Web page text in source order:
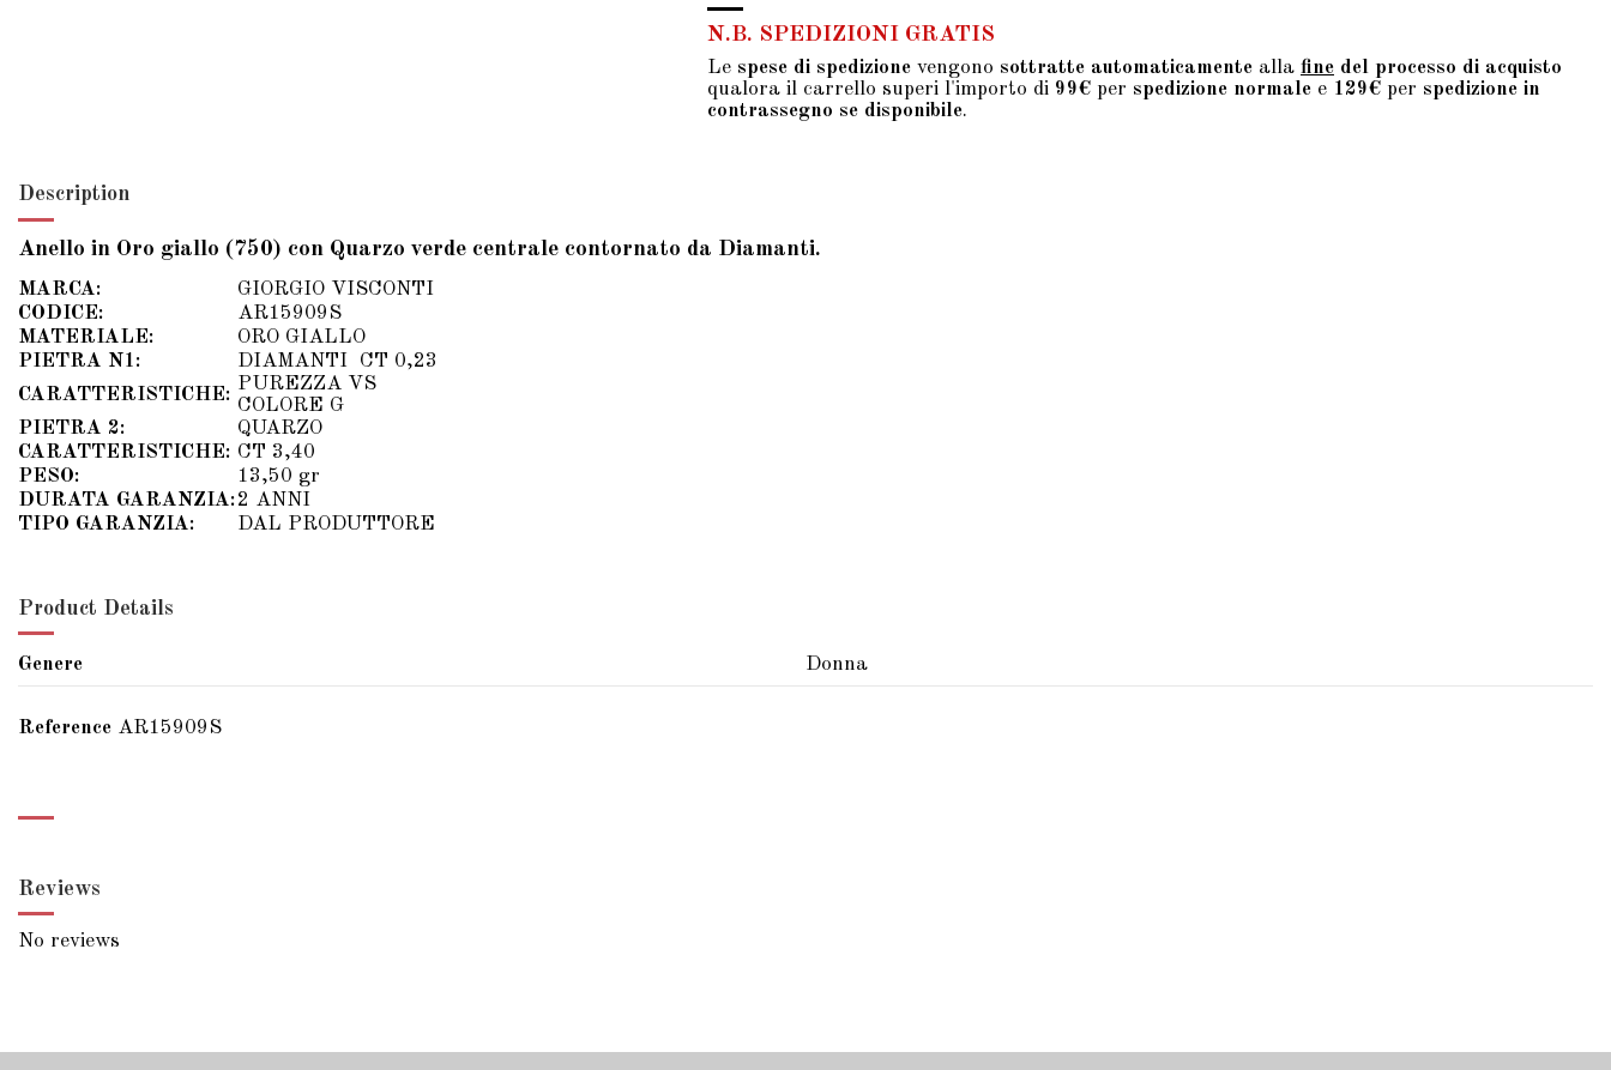
N.B. SPEDIZIONI GRATIS
Le spese di spedizione vengono sottratte automaticamente alla fine del processo di acquisto
qualora il carrello superi l'importo di 99€ per spedizione normale e 129€ per spedizione in
contrassegno se disponibile.
Description
Anello in Oro giallo (750) con Quarzo verde centrale contornato da Diamanti.
MARCA:
GIORGIO VISCONTI
CODICE:
AR15909S
MATERIALE:
ORO GIALLO
PIETRA N1:
DIAMANTI CT 0,23
CARATTERISTICHE:
PUREZZA VS
COLORE G
PIETRA 2:
QUARZO
CARATTERISTICHE: CT 3,40
PESO:
13,50 gr
DURATA GARANZIA:2 ANNI
TIPO GARANZIA:
DAL PRODUTTORE
Product Details
Genere Donna
Reference AR15909S
Reviews
No reviews